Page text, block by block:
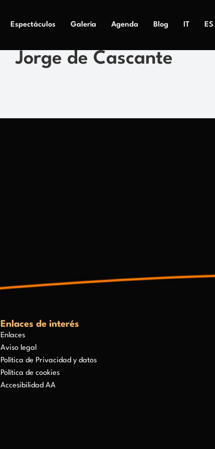
Espectáculos Galería Agenda Blog IT ES
Jorge de Cascante
Enlaces de interés
Enlaces
Aviso legal
Política de Privacidad y datos
Política de cookies
Accesibilidad AA